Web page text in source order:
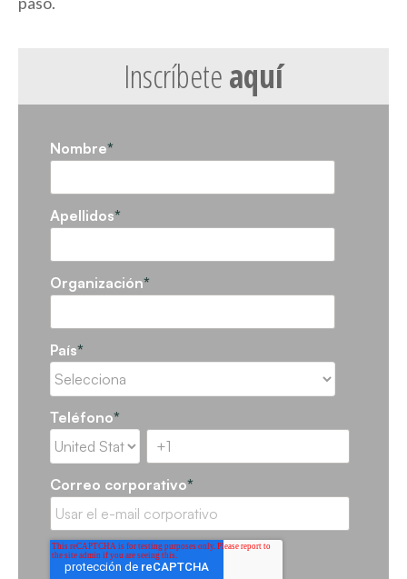
Inscríbeteaquí
Nombre*
Apellidos*
Organización*
País*
Teléfono*
Correo corporativo*